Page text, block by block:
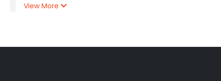
Praesent semper porta interdum. Etiam cursus, tortor at
amet, consectetur adipiscing elit. Curabitur vulputate
View More